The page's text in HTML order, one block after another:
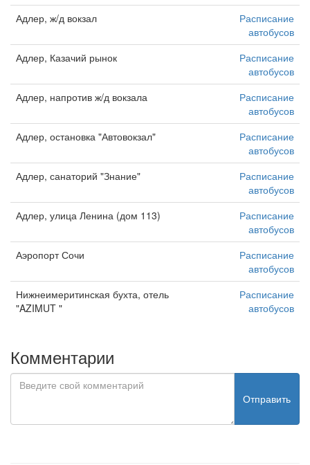
Адлер, ж/д вокзал
Расписание
автобусов
Адлер, Казачий рынок
Расписание
автобусов
Адлер, напротив ж/д вокзала
Расписание
автобусов
Адлер, остановка "Автовокзал"
Расписание
автобусов
Адлер, санаторий "Знание"
Расписание
автобусов
Адлер, улица Ленина (дом 113)
Расписание
автобусов
Аэропорт Сочи
Расписание
автобусов
Нижнеимеритинская бухта, отель
"AZIMUT "
Расписание
автобусов
Комментарии
Отправить